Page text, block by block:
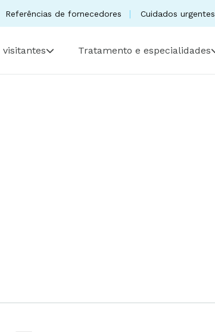
Referências de fornecedores Cuidados urgentes
visitantes Tratamento e especialidades